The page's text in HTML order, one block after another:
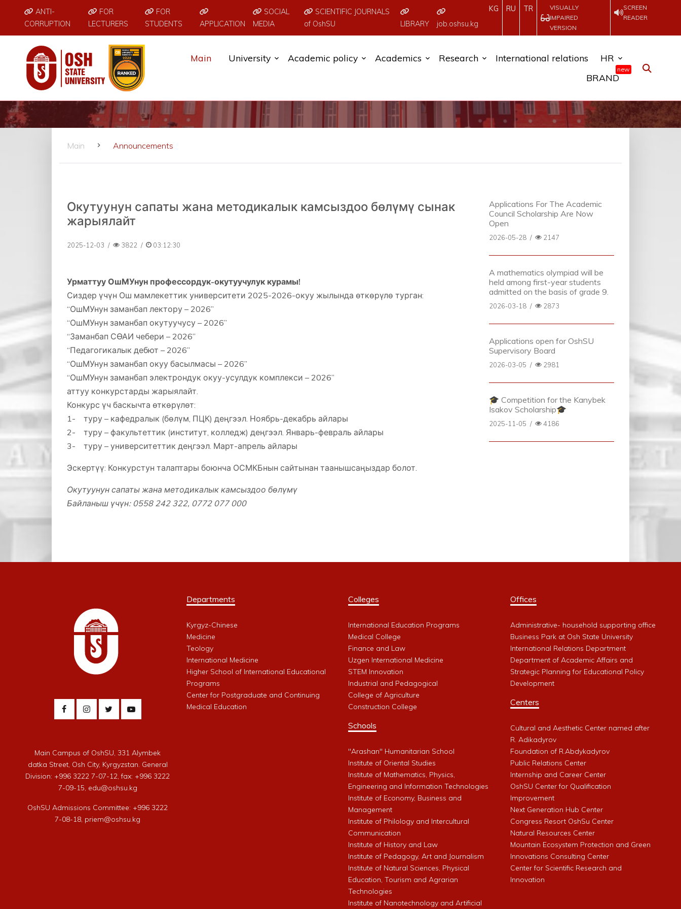
ANTI-
CORRUPTION
FOR
LECTURERS
FOR
STUDENTS
APPLICATION
SOCIAL
MEDIA
SCIENTIFIC JOURNALS
of OshSU
LIBRARY job.oshsu.kg
KG RU TR
VISUALLY
IMPAIRED
VERSION
SCREEN
READER
Main University Academic policy Academics Research International relations
HR
BRAND
new
Main Announcements
Окутуунун сапаты жана методикалык камсыздоо бөлүмү сынак
жарыялайт
2025-12-03 / 3822 / 03:12:30
Урматтуу ОшМУнун профессордук-окутуучулук курамы!
Сиздер үчүн Ош мамлекеттик университети 2025-2026-окуу жылында өткөрүлө турган:
“ОшМУнун заманбап лектору – 2026”
“ОшМУнун заманбап окутуучусу – 2026”
“Заманбап СӨАИ чебери – 2026”
“Педагогикалык дебют – 2026”
“ОшМУнун заманбап окуу басылмасы – 2026”
“ОшМУнун заманбап электрондук окуу-усулдук комплекси – 2026”
аттуу конкурстарды жарыялайт.
Конкурс үч баскычта өткөрүлөт:
1- туру – кафедралык (бөлүм, ПЦК) деңгээл. Ноябрь-декабрь айлары
2- туру – факультеттик (институт, колледж) деңгээл. Январь-февраль айлары
3- туру – университеттик деңгээл. Март-апрель айлары
Эскертүү: Конкурстун талаптары боюнча ОСМКБнын сайтынан таанышсаңыздар болот.
Окутуунун сапаты жана методикалык камсыздоо бөлүмү
Байланыш үчүн: 0558 242 322, 0772 077 000
Applications For The Academic
Council Scholarship Are Now
Open
2026-05-28 / 2147
A mathematics olympiad will be
held among first-year students
admitted on the basis of grade 9.
2026-03-18 / 2873
Applications open for OshSU
Supervisory Board
2026-03-05 / 2981
🎓 Competition for the Kanybek
Isakov Scholarship🎓
2025-11-05 / 4186
Main Campus of OshSU, 331 Alymbek
datka Street, Osh City, Kyrgyzstan. General
Division: +996 3222 7-07-12, fax: +996 3222
7-09-15, edu@oshsu.kg
OshSU Admissions Committee: +996 3222
7-08-18, priem@oshsu.kg
Departments
Kyrgyz-Chinese
Medicine
Teology
International Medicine
Higher School of International Educational
Programs
Center for Postgraduate and Continuing
Medical Education
Colleges
International Education Programs
Medical College
Finance and Law
Uzgen International Medicine
STEM Innovation
Industrial and Pedagogical
College of Agriculture
Construction College
Schools
"Arashan" Humanitarian School
Institute of Oriental Studies
Institute of Mathematics, Physics,
Engineering and Information Technologies
Institute of Economy, Business and
Management
Institute of Philology and Intercultural
Communication
Institute of History and Law
Institute of Pedagogy, Art and Journalism
Institute of Natural Sciences, Physical
Education, Tourism and Agrarian
Technologies
Institute of Nanotechnology and Artificial
Offices
Administrative- household supporting office
Business Park at Osh State University
International Relations Department
Department of Academic Affairs and
Strategic Planning for Educational Policy
Development
Centers
Cultural and Aesthetic Center named after
R. Adikadyrov
Foundation of R.Abdykadyrov
Public Relations Center
Internship and Career Center
OshSU Center for Qualification
Improvement
Next Generation Hub Center
Congress Resort OshSu Center
Natural Resources Center
Mountain Ecosystem Protection and Green
Innovations Consulting Center
Center for Scientific Research and
Innovation